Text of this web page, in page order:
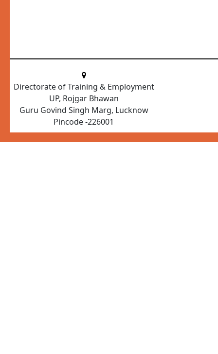
Directorate of Training & Employment
UP, Rojgar Bhawan
Guru Govind Singh Marg, Lucknow
Pincode -226001